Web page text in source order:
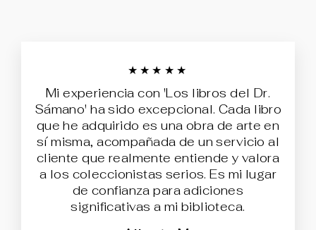
★★★★★
Mi experiencia con 'Los libros del Dr.
Sámano' ha sido excepcional. Cada libro
que he adquirido es una obra de arte en
sí misma, acompañada de un servicio al
cliente que realmente entiende y valora
a los coleccionistas serios. Es mi lugar
de confianza para adiciones
significativas a mi biblioteca.